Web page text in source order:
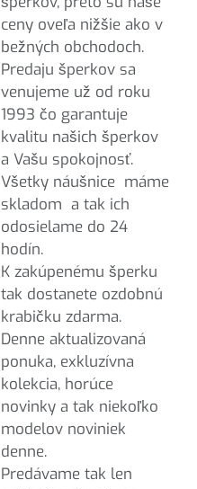
ceny oveľa nižšie ako v
bežných obchodoch.
Predaju šperkov sa
venujeme už od roku
1993 čo garantuje
kvalitu našich šperkov
a Vašu spokojnosť.
Všetky náušnice máme
skladom a tak ich
odosielame do 24
hodín.
K zakúpenému šperku
tak dostanete ozdobnú
krabičku zdarma.
Denne aktualizovaná
ponuka, exkluzívna
kolekcia, horúce
novinky a tak niekoľko
modelov noviniek
denne.
Predávame tak len